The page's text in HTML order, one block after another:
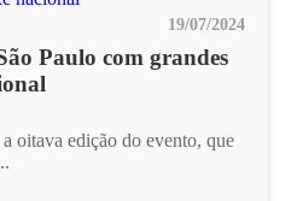
19/07/2024
Paulo com grandes
oitava edição do evento, que